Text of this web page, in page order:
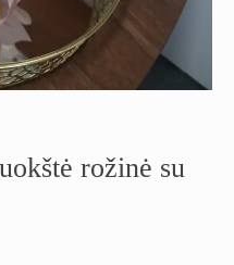
rožinė su